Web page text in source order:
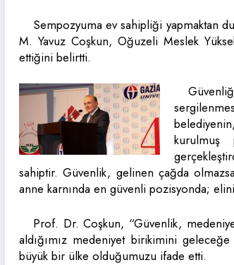
Sempozyuma ev sahipliği yapmaktan
M. Yavuz Coşkun, Oğuzeli Meslek
ettiğini belirtti.
kurulmuş
sahiptir. Güvenlik, gelinen çağda
anne karnında en güvenli pozisyonda;
Prof. Dr. Coşkun, “Güvenlik,
aldığımız medeniyet birikimini
büyük bir ülke olduğumuzu ifade etti.